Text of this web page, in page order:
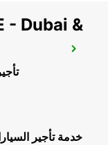
- Dubai &
خدمة تأجير